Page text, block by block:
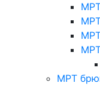
МРТ